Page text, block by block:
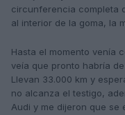
circunferencia completa
al interior de la goma, la
Hasta el momento venía
veía que pronto habría
Llevan 33.000 km y
no alcanza el testigo,
Audi y me dijeron que se